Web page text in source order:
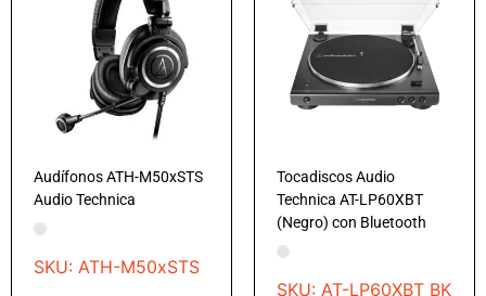
Audífonos ATH-M50xSTS
Audio Technica
SKU: ATH-M50xSTS
Tocadiscos Audio
Technica AT-LP60XBT
(Negro) con Bluetooth
SKU: AT-LP60XBT BK